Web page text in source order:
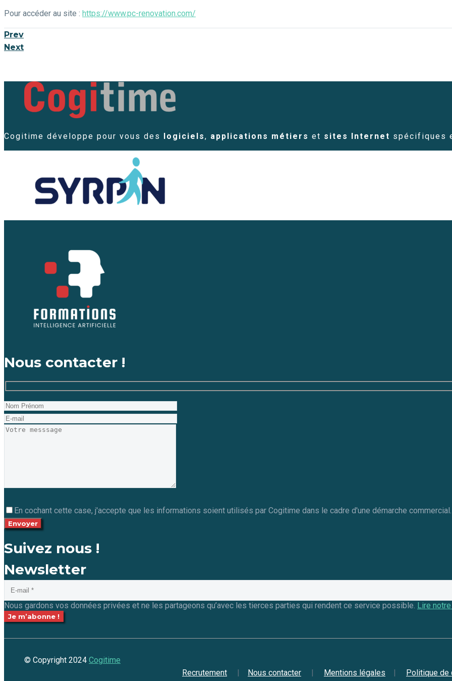
Pour accéder au site : https://www.pc-renovation.com/
Prev
Next
Cogitime développe pour vous des logiciels, applications métiers et sites Internet spécifiques
Nous contacter !
En cochant cette case, j'accepte que les informations soient utilisés par Cogitime dans le cadre d'une démarche commercial.
Suivez nous !
Newsletter
Nous gardons vos données privées et ne les partageons qu’avec les tierces parties qui rendent ce service possible. Lire
© Copyright 2024 Cogitime
Recrutement
| Nous contacter | Mentions légales | Politique de